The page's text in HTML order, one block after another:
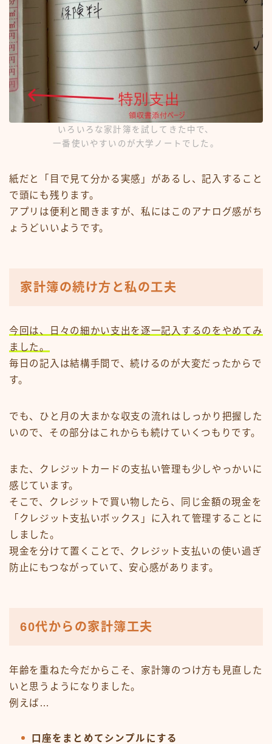
いろいろな家計簿を試してきた中で、
一番使いやすいのが大学ノートでした。
紙だと「目で見て分かる実感」があるし、記入すること
で頭にも残ります。
アプリは便利と聞きますが、私にはこのアナログ感がち
ょうどいいようです。
家計簿の続け方と私の工夫
今回は、日々の細かい支出を逐一記入するのをやめてみ
ました。
毎日の記入は結構手間で、続けるのが大変だったからで
す。
でも、ひと月の大まかな収支の流れはしっかり把握した
いので、その部分はこれからも続けていくつもりです。
また、クレジットカードの支払い管理も少しやっかいに
感じています。
そこで、クレジットで買い物したら、同じ金額の現金を
「クレジット支払いボックス」に入れて管理することに
しました。
現金を分けて置くことで、クレジット支払いの使い過ぎ
防止にもつながっていて、安心感があります。
60代からの家計簿工夫
年齢を重ねた今だからこそ、家計簿のつけ方も見直した
いと思うようになりました。
例えば…
口座をまとめてシンプルにする